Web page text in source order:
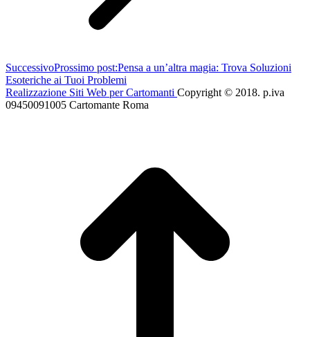
SuccessivoProssimo post:Pensa a un’altra magia: Trova Soluzioni
Esoteriche ai Tuoi Problemi
Realizzazione Siti Web per Cartomanti Copyright © 2018. p.iva
09450091005 Cartomante Roma